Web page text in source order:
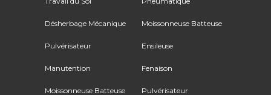
Désherbage Mécanique
Pulvérisateur
Manutention
Moissonneuse Batteuse
Moissonneuse Batteuse
Ensileuse
Fenaison
Pulvérisateur